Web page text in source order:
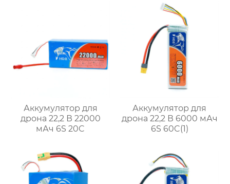
Аккумулятор для
дрона 22,2 В 22000
мАч 6S 20C
Аккумулятор для
дрона 22,2 В 6000 мАч
6S 60C(1)